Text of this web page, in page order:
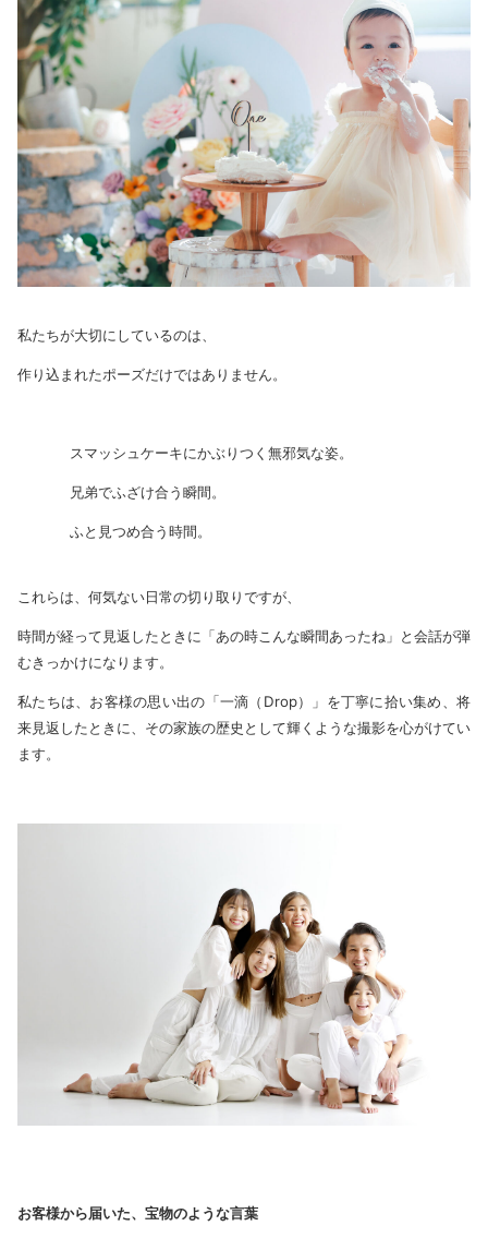
私たちが大切にしているのは、
作り込まれたポーズだけではありません。
スマッシュケーキにかぶりつく無邪気な姿。
兄弟でふざけ合う瞬間。
ふと見つめ合う時間。
これらは、何気ない日常の切り取りですが、
時間が経って見返したときに「あの時こんな瞬間あったね」と会話が弾
むきっかけになります。
私たちは、お客様の思い出の「一滴（Drop）」を丁寧に拾い集め、将
来見返したときに、その家族の歴史として輝くような撮影を心がけてい
ます。
お客様から届いた、宝物のような言葉